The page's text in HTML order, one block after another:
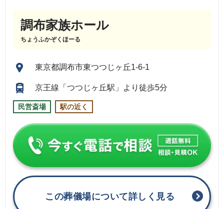
調布家族ホール
ちょうふかぞくほーる
東京都調布市東つつじヶ丘1-6-1
京王線「つつじヶ丘駅」より徒歩5分
民営斎場 駅の近く
この葬儀場について詳しく見る